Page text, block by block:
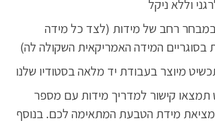
וללא ניקל
רחב של מידות (לצד כל מידה
בסוגריים המידה האמריקאית השקולה לה)
מיוצר בעבודת יד מלאה בסטודיו שלנו
תמצאו קישור למדריך מידות עם מספר
מידת הטבעת המתאימה לכם. בנוסף